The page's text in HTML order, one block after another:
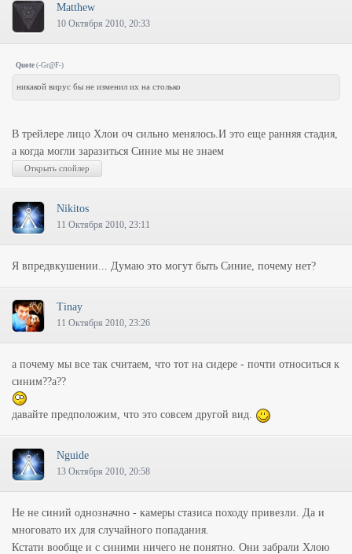
Matthew
10 Октября 2010, 20:33
Quote (-Gr@F-)
никакой вирус бы не изменил их на столько
В трейлере лицо Хлои оч сильно менялось.И это еще ранняя стадия,
а когда могли заразиться Синие мы не знаем
Nikitos
11 Октября 2010, 23:11
Я впредвкушении... Думаю это могут быть Синие, почему нет?
Tinay
11 Октября 2010, 23:26
а почему мы все так считаем, что тот на сидере - почти относиться к
синим??а??
давайте предположим, что это совсем другой вид.
Nguide
13 Октября 2010, 20:58
Не не синий однозначно - камеры стазиса походу привезли. Да и
многовато их для случайного попадания.
Кстати вообще и с синими ничего не понятно. Они забрали Хлою